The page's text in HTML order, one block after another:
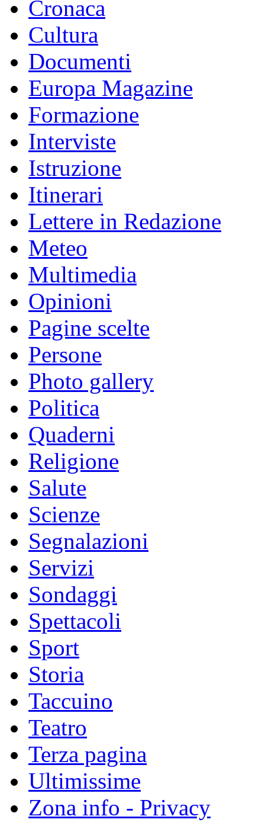
Cronaca
Cultura
Documenti
Europa Magazine
Formazione
Interviste
Istruzione
Itinerari
Lettere in Redazione
Meteo
Multimedia
Opinioni
Pagine scelte
Persone
Photo gallery
Politica
Quaderni
Religione
Salute
Scienze
Segnalazioni
Servizi
Sondaggi
Spettacoli
Sport
Storia
Taccuino
Teatro
Terza pagina
Ultimissime
Zona info - Privacy